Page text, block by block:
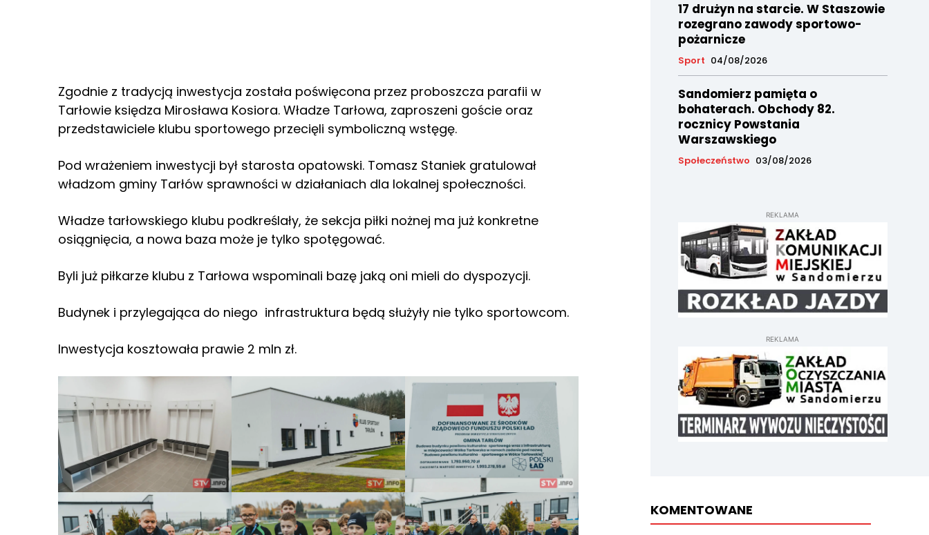
Zgodnie z tradycją inwestycja została poświęcona przez proboszcza parafii w
Tarłowie księdza Mirosława Kosiora. Władze Tarłowa, zaproszeni goście oraz
przedstawiciele klubu sportowego przecięli symboliczną wstęgę.
Pod wrażeniem inwestycji był starosta opatowski. Tomasz Staniek gratulował
władzom gminy Tarłów sprawności w działaniach dla lokalnej społeczności.
Władze tarłowskiego klubu podkreślały, że sekcja piłki nożnej ma już konkretne
osiągnięcia, a nowa baza może je tylko spotęgować.
Byli już piłkarze klubu z Tarłowa wspominali bazę jaką oni mieli do dyspozycji.
Budynek i przylegająca do niego infrastruktura będą służyły nie tylko sportowcom.
Inwestycja kosztowała prawie 2 mln zł.
17 drużyn na starcie. W Staszowie
rozegrano zawody sportowo-
pożarnicze
Sport 04/08/2026
Sandomierz pamięta o
bohaterach. Obchody 82.
rocznicy Powstania
Warszawskiego
Społeczeństwo 03/08/2026
REKLAMA
REKLAMA
KOMENTOWANE